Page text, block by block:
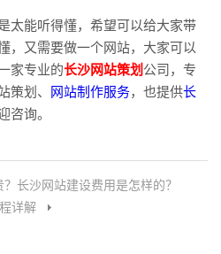
能听得懂，希望可以给大家带
，又需要做一个网站，大家可以
家专业的长沙网站策划 公司，专
策划、 网站制作服务，也提供长
咨询。
长沙网站建设费用是怎样的？
详解